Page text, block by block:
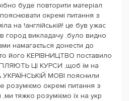
буде повторити матеріал
окремі питання з
на !англійській! це був ужас
город викладачу ,було видно
намагається донести до
його КЕРІВНИЦТВО поставило
ЦІ КУРСИ ,щоб їм на
МОВІ пояснили
розуміємо окремі питання з
,ми тяжко розуміємо їх на укр